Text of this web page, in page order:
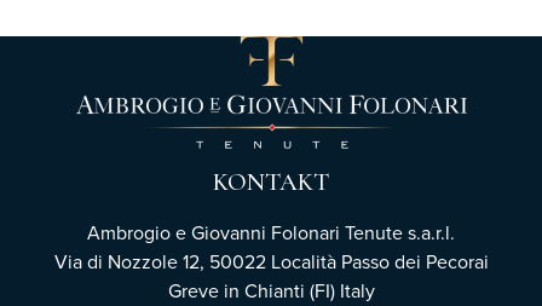
KONTAKT
Ambrogio e Giovanni Folonari Tenute s.a.r.l.
Via di Nozzole 12, 50022 Località Passo dei Pecorai
Greve in Chianti (FI) Italy